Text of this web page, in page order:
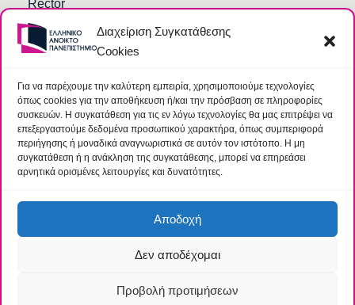
Διαχείριση Συγκατάθεσης
Cookies
Για να παρέχουμε την καλύτερη εμπειρία, χρησιμοποιούμε τεχνολογίες
όπως cookies για την αποθήκευση ή/και την πρόσβαση σε πληροφορίες
συσκευών. Η συγκατάθεση για τις εν λόγω τεχνολογίες θα μας επιτρέψει να
επεξεργαστούμε δεδομένα προσωπικού χαρακτήρα, όπως συμπεριφορά
περιήγησης ή μοναδικά αναγνωριστικά σε αυτόν τον ιστότοπο. Η μη
συγκατάθεση ή η ανάκληση της συγκατάθεσης, μπορεί να επηρεάσει
αρνητικά ορισμένες λειτουργίες και δυνατότητες.
Αποδοχή
Δεν αποδέχομαι
Προβολή προτιμήσεων
Rector
Faculty members
HOU Departments and Services
Secretariats of Deanships of Schools
Library
© 2026 Hellenic Open University |